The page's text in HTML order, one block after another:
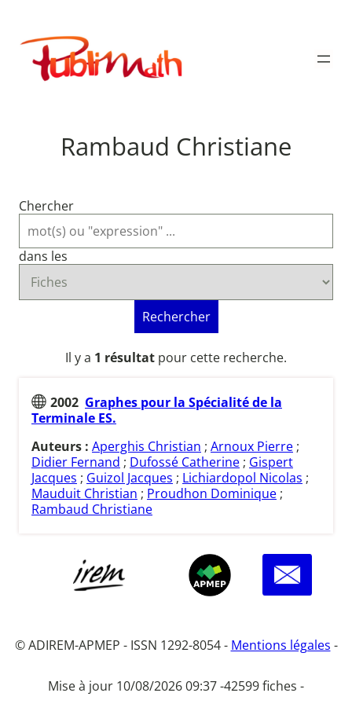
contenu
Publimath
Rambaud Christiane
Chercher
dans les
Rechercher
Il y a 1 résultat pour cette recherche.
2002 Graphes pour la Spécialité de la
Terminale ES.
Auteurs : Aperghis Christian ; Arnoux Pierre ;
Didier Fernand ; Dufossé Catherine ; Gispert
Jacques ; Guizol Jacques ; Lichiardopol Nicolas ;
Mauduit Christian ; Proudhon Dominique ;
Rambaud Christiane
© ADIREM-APMEP - ISSN 1292-8054 - Mentions légales -
Mise à jour 10/08/2026 09:37 -42599 fiches -